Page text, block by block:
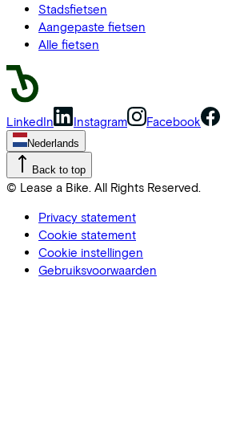
Stadsfietsen
Aangepaste fietsen
Alle fietsen
LinkedIn Instagram Facebook
Nederlands
Back to top
© Lease a Bike. All Rights Reserved.
Privacy statement
Cookie statement
Cookie instellingen
Gebruiksvoorwaarden